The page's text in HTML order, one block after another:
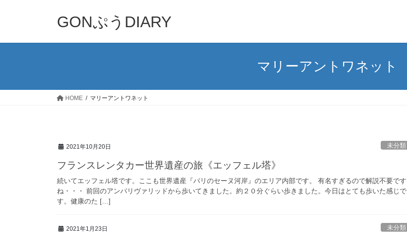
GONぷうDIARY
マリーアントワネット
HOME マリーアントワネット
2021年10月20日 未分類
フランスレンタカー世界遺産の旅《エッフェル塔》
続いてエッフェル塔です。ここも世界遺産『バリのセーヌ河岸』のエリア内部です。 有名すぎるので解説不要です
ね・・・ 前回のアンバリヴァリッドから歩いてきました。約２０分ぐらい歩きました。今日はとても歩いた感じで
す。健康のた […]
2021年1月23日 未分類